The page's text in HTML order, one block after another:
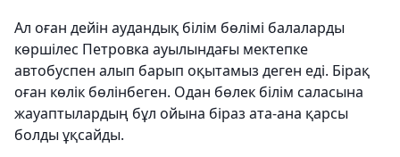
Ал оған дейін аудандық білім бөлімі балаларды
көршілес Петровка ауылындағы мектепке
автобуспен алып барып оқытамыз деген еді. Бірақ
оған көлік бөлінбеген. Одан бөлек білім саласына
жауаптылардың бұл ойына біраз ата-ана қарсы
болды ұқсайды.